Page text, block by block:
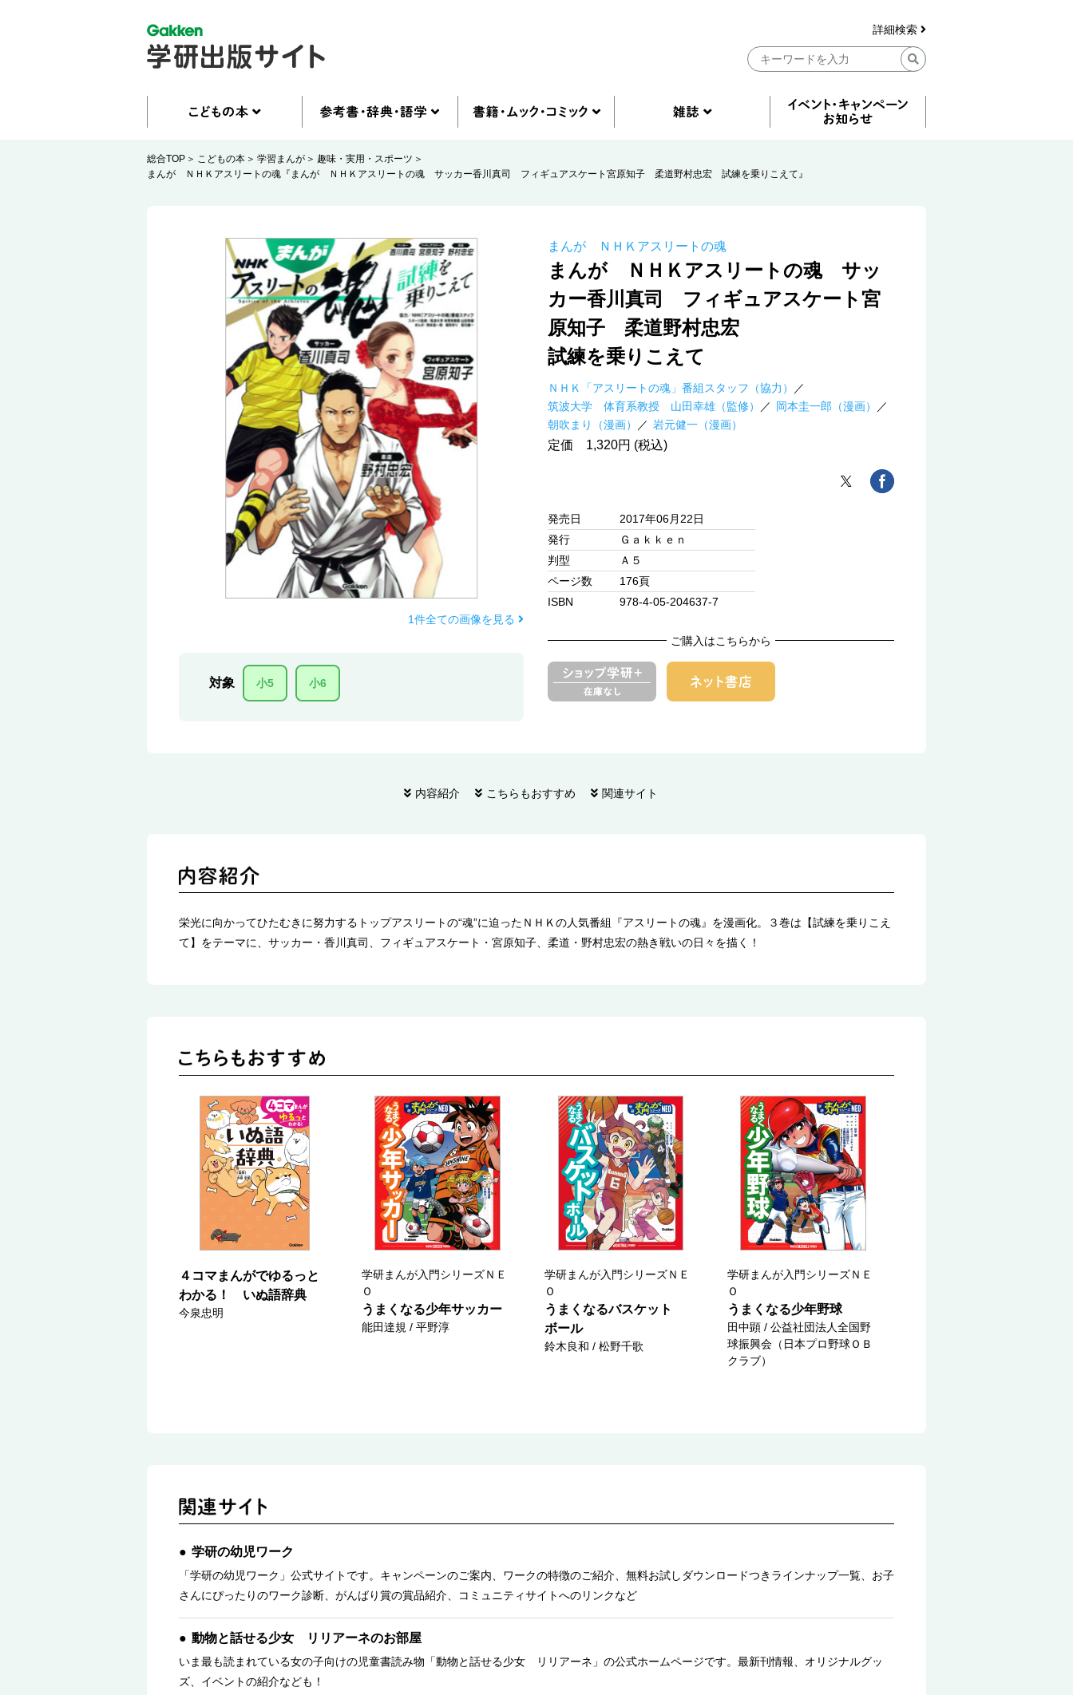
詳細検索
総合TOP こどもの本 学習まんが
趣味・実用・スポーツ
まんが ＮＨＫアスリートの魂『まんが ＮＨＫアスリートの魂 サッカー香川真司 フィギュアスケート宮原知子 柔道野村忠宏 試練を乗りこえて』
1件全ての画像を見る
対象 小5 小6
まんが ＮＨＫアスリートの魂
まんが ＮＨＫアスリートの魂 サッ
カー香川真司 フィギュアスケート宮
原知子 柔道野村忠宏
試練を乗りこえて
ＮＨＫ「アスリートの魂」番組スタッフ（協力）
筑波大学 体育系教授 山田幸雄（監修）
岡本圭一郎（漫画）
朝吹まり（漫画）
岩元健一（漫画）
定価 1,320円 (税込)
発売日
2017年06月22日
発行
Ｇａｋｋｅｎ
判型
Ａ５
ページ数
176頁
ISBN
978-4-05-204637-7
ご購入はこちらから
内容紹介 こちらもおすすめ 関連サイト
栄光に向かってひたむきに努力するトップアスリートの“魂”に迫ったＮＨＫの人気番組『アスリートの魂』を漫画化。３巻は【試練を乗りこえ
て】をテーマに、サッカー・香川真司、フィギュアスケート・宮原知子、柔道・野村忠宏の熱き戦いの日々を描く！
４コマまんがでゆるっと
わかる！ いぬ語辞典
今泉忠明
学研まんが入門シリーズＮＥ
Ｏ
うまくなる少年サッカー
能田達規 / 平野淳
学研まんが入門シリーズＮＥ
Ｏ
うまくなるバスケット
ボール
鈴木良和 / 松野千歌
学研まんが入門シリーズＮＥ
Ｏ
うまくなる少年野球
田中顕 / 公益社団法人全国野
球振興会（日本プロ野球ＯＢ
クラブ）
学研の幼児ワーク
「学研の幼児ワーク」公式サイトです。キャンペーンのご案内、ワークの特徴のご紹介、無料お試しダウンロードつきラインナップ一覧、お子
さんにぴったりのワーク診断、がんばり賞の賞品紹介、コミュニティサイトへのリンクなど
動物と話せる少女 リリアーネのお部屋
いま最も読まれている女の子向けの児童書読み物「動物と話せる少女 リリアーネ」の公式ホームページです。最新刊情報、オリジナルグッ
ズ、イベントの紹介なども！